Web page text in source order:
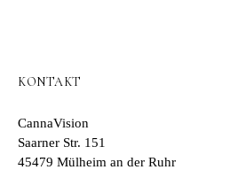
KONTAKT
CannaVision
Saarner Str. 151
45479 Mülheim an der Ruhr